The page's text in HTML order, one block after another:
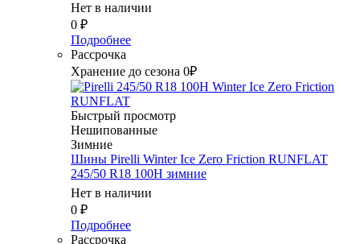
Нет в наличии
0 ₽
Подробнее
Рассрочка
Хранение до сезона 0₽
Быстрый просмотр
Нешипованные
Зимние
Шины Pirelli Winter Ice Zero Friction RUNFLAT
245/50 R18 100H зимние
Нет в наличии
0 ₽
Подробнее
Рассрочка